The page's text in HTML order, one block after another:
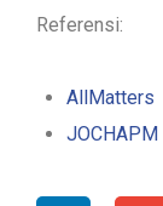
Referensi:
AllMatters
JOCHAPM